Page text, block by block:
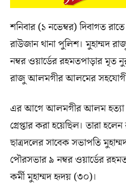
শনিবার (১ নভেম্বর) দিবাগত রাতে
রাউজান থানা পুলিশ। মুহাম্মদ
নম্বর ওয়ার্ডের রহমতপাড়ার মৃত
রাজু আলমগীর আলমের সহযোগী
এর আগে আলমগীর আলম হত্যা
গ্রেপ্তার করা হয়েছিল। তারা
ছাত্রদলের সাবেক সভাপতি
পৌরসভার ৯ নম্বর ওয়ার্ডের
কর্মী মুহাম্মদ হৃদয় (৩০)।